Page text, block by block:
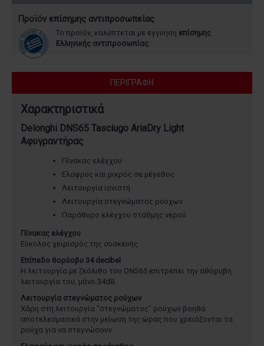
Προϊόν επίσημης αντιπροσωπείας
Το προϊόν, καλύπτεται με εγγύηση επίσημης
Ελληνικής αντιπροσωπίας.
ΠΕΡΙΓΡΑΦΉ
Χαρακτηριστικά
Delonghi DNS65 Tasciugo AriaDry Light
Αφυγραντήρας
Πίνακας ελέγχου
Ελαφρύς και μικρός σε μέγεθος
Λειτουργία ιονιστή
Λειτουργία στεγνώματος ρούχων
Παράθυρο ελέγχου στάθμης νερού
Πίνακας ελέγχου
Εύκολος χειρισμός της συσκευής
Επίπεδο θορύοβυ 34 decibel
Η λειτουργία με ζεόλιθο του DNS65 επιτρέπει την αθόρυβη
λειτουργία του, μόνο 34dB.
Λειτουργία στεγνώματος ρούχων
Χάρη στη λειτουργία "στεγνώματος" ρούχων βοηθά
αποτελεσματικά στην μείωση της ώρας που χρειάζονται τα
ρούχα για να στεγνώσουν.